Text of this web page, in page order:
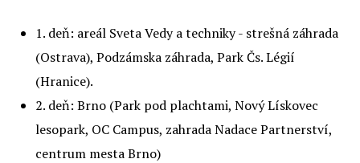
1. deň: areál Sveta Vedy a techniky - strešná záhrada
(Ostrava), Podzámska záhrada, Park Čs. Légií
(Hranice).
2. deň: Brno (Park pod plachtami, Nový Lískovec
lesopark, OC Campus, zahrada Nadace Partnerství,
centrum mesta Brno)